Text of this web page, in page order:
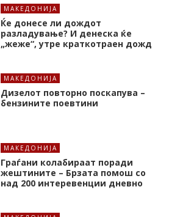
МАКЕДОНИЈА
Ќе донесе ли дождот
разладување? И денеска ќе
„жеже“, утре краткотраен дожд
МАКЕДОНИЈА
Дизелот повторно поскапува –
бензините поевтини
МАКЕДОНИЈА
Граѓани колабираат поради
жештините – Брзата помош со
над 200 интеревенции дневно